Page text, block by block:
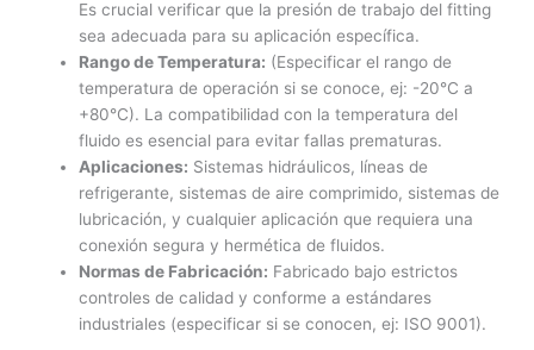
Es crucial verificar que la presión de trabajo del fitting
sea adecuada para su aplicación específica.
Rango de Temperatura: (Especificar el rango de
temperatura de operación si se conoce, ej: -20°C a
+80°C). La compatibilidad con la temperatura del
fluido es esencial para evitar fallas prematuras.
Aplicaciones: Sistemas hidráulicos, líneas de
refrigerante, sistemas de aire comprimido, sistemas de
lubricación, y cualquier aplicación que requiera una
conexión segura y hermética de fluidos.
Normas de Fabricación: Fabricado bajo estrictos
controles de calidad y conforme a estándares
industriales (especificar si se conocen, ej: ISO 9001).